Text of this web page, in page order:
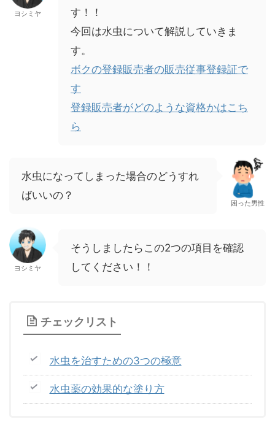
ヨシミヤ
す！！
今回は水虫について解説していきま
す。
ボクの登録販売者の販売従事登録証で
す
登録販売者がどのような資格かはこち
ら
水虫になってしまった場合のどうすれ
ばいいの？
困った男性
ヨシミヤ
そうしましたらこの2つの項目を確認
してください！！
チェックリスト
水虫を治すための3つの極意
水虫薬の効果的な塗り方